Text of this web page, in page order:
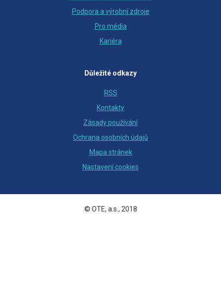
Podpora a výrobní zdroje
Pro média
Kariéra
Důležité odkazy
RSS
Kontakty
Zásady používání
Ochrana osobních údajů
Mapa stránek
Nastavení cookies
© OTE, a.s., 2018